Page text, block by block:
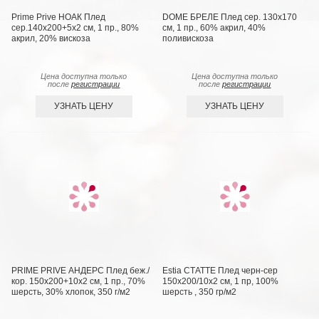
Prime Prive НОАК Плед
сер.140х200+5х2 см, 1 пр., 80%
акрил, 20% вискоза
Цена доступна только
послерегистрации
УЗНАТЬ ЦЕНУ
DOME БРЕЛЕ Плед сер. 130х170
см, 1 пр., 60% акрил, 40%
поливискоза
Цена доступна только
послерегистрации
УЗНАТЬ ЦЕНУ
PRIME PRIVE АНДЕРС Плед беж./
кор. 150х200+10х2 см, 1 пр., 70%
шерсть, 30% хлопок, 350 г/м2
Estia СТАТТЕ Плед черн-сер
150х200/10х2 см, 1 пр, 100%
шерсть , 350 гр/м2